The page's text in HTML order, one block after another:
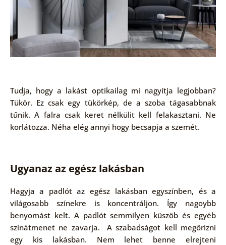
Tudja, hogy a lakást optikailag mi nagyítja legjobban?
Tükör. Ez csak egy tükörkép, de a szoba tágasabbnak
tűnik. A falra csak keret nélkülit kell felakasztani. Ne
korlátozza. Néha elég annyi hogy becsapja a szemét.
Ugyanaz az egész lakásban
Hagyja a padlót az egész lakásban egyszínben, és a
világosabb színekre is koncentráljon. Így nagoybb
benyomást kelt. A padlót semmilyen küszöb és egyéb
színátmenet ne zavarja. A szabadságot kell megőrizni
egy kis lakásban. Nem lehet benne elrejteni